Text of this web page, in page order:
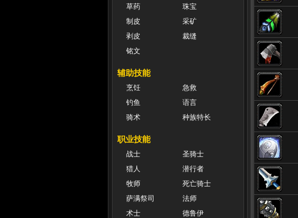
草药
珠宝
制皮
采矿
剥皮
裁缝
铭文
辅助技能
烹饪
急救
钓鱼
语言
骑术
种族特长
职业技能
战士
圣骑士
猎人
潜行者
牧师
死亡骑士
萨满祭司
法师
术士
德鲁伊